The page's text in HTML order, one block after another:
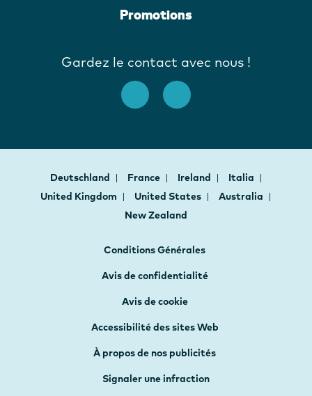
Promotions
Gardez le contact avec nous !
Deutschland France Ireland
Italia
United Kingdom
United States
Australia
New Zealand
Conditions Générales
Avis de confidentialité
Avis de cookie
Accessibilité des sites Web
À propos de nos publicités
Signaler une infraction